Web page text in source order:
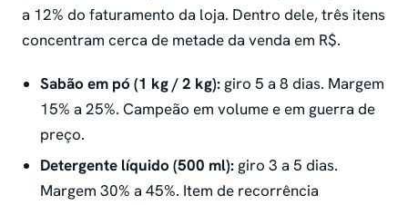
a 12% do faturamento da loja. Dentro dele, três itens
concentram cerca de metade da venda em R$.
Sabão em pó (1 kg / 2 kg): giro 5 a 8 dias. Margem
15% a 25%. Campeão em volume e em guerra de
preço.
Detergente líquido (500 ml): giro 3 a 5 dias.
Margem 30% a 45%. Item de recorrência